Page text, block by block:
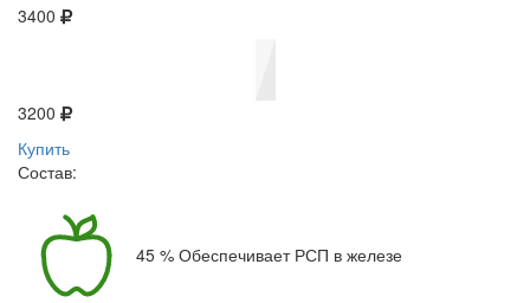
3400
3200
Купить
Состав:
45 % Обеспечивает РСП в железе